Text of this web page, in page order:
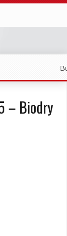
– Biodry